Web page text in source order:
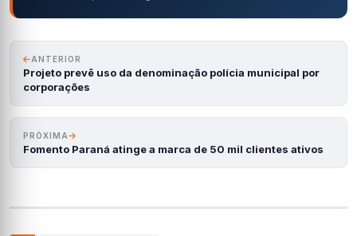
ANTERIOR
Projeto prevê uso da denominação polícia municipal por
corporações
PRÓXIMA
Fomento Paraná atinge a marca de 50 mil clientes ativos